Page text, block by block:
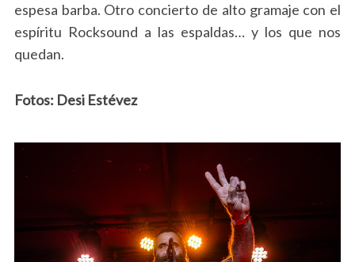
espesa barba. Otro concierto de alto gramaje con el
espíritu Rocksound a las espaldas… y los que nos
quedan.
Fotos: Desi Estévez